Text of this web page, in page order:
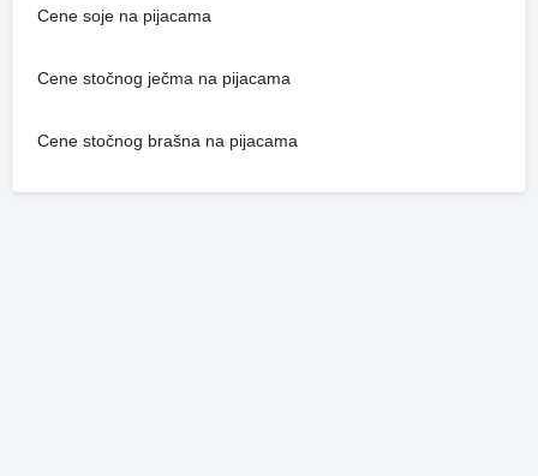
Cene soje na pijacama
Cene stočnog ječma na pijacama
Cene stočnog brašna na pijacama